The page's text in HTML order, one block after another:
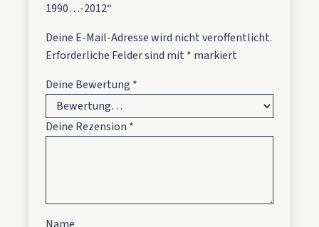
1990…-2012“
Deine E-Mail-Adresse wird nicht veröffentlicht.
Erforderliche Felder sind mit * markiert
Deine Bewertung *
Deine Rezension *